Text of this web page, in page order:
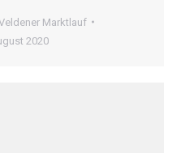
Marktlauf
2020